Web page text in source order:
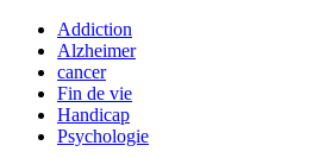
Addiction
Alzheimer
cancer
Fin de vie
Handicap
Psychologie